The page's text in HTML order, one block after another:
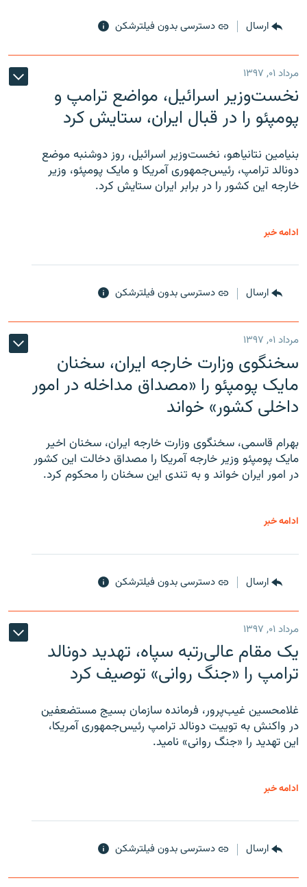
ارسال دسترسی بدون فیلترشکن
مرداد ۰۱, ۱۳۹۷
نخست‌وزیر اسرائیل، مواضع ترامپ و
پومپئو را در قبال ایران، ستایش کرد
بنیامین نتانیاهو، نخست‌وزیر اسرائیل، روز دوشنبه موضع
دونالد ترامپ، رئیس‌جمهوری آمریکا و مایک پومپئو، وزیر
خارجه این کشور را در برابر ایران ستایش کرد.
ادامه خبر
ارسال دسترسی بدون فیلترشکن
مرداد ۰۱, ۱۳۹۷
سخنگوی وزارت خارجه ایران، سخنان
مایک پومپئو را «مصداق مداخله در امور
داخلی کشور» خواند
بهرام قاسمی، سخنگوی وزارت خارجه ایران، سخنان اخیر
مایک پومپئو وزیر خارجه آمریکا را مصداق دخالت این کشور
در امور ایران خواند و به تندی این سخنان را محکوم کرد.
ادامه خبر
ارسال دسترسی بدون فیلترشکن
مرداد ۰۱, ۱۳۹۷
یک مقام عالی‌رتبه سپاه، تهدید دونالد
ترامپ را «جنگ روانی» توصیف کرد
غلامحسین غیب‌پرور، فرمانده سازمان بسیج مستضعفین
در واکنش به توییت دونالد ترامپ رئیس‌جمهوری آمریکا،
این تهدید را «جنگ روانی» نامید.
ادامه خبر
ارسال دسترسی بدون فیلترشکن